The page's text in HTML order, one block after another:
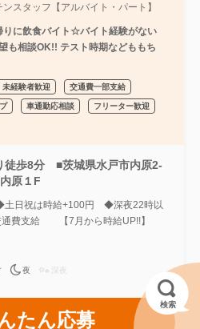
スタッフ【アルバイト・パート】
に飲食バイト☆バイト経験がない
も相談OK!! テスト時期などももち
未経験者歓迎 交通費一部支給
車通勤応相談 フリーター歓迎
徒歩8分 ■茨城県水戸市内原2-
原１F
日祝は時給+100円 ◆深夜22時以
費支給 【7月から時給UP!!】
夜 深夜
たん応募
検索